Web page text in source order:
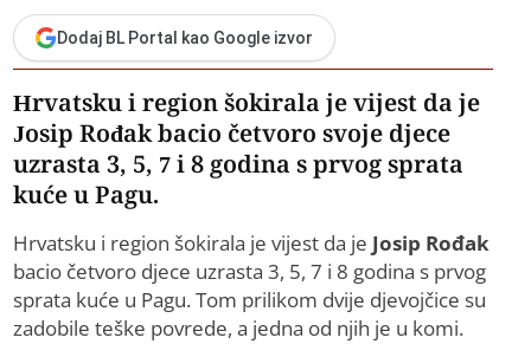
Dodaj BL Portal kao Google izvor
Hrvatsku i region šokirala je vijest da je
Josip Rođak bacio četvoro svoje djece
uzrasta 3, 5, 7 i 8 godina s prvog sprata
kuće u Pagu.
Hrvatsku i region šokirala je vijest da je Josip Rođak
bacio četvoro djece uzrasta 3, 5, 7 i 8 godina s prvog
sprata kuće u Pagu. Tom prilikom dvije djevojčice su
zadobile teške povrede, a jedna od njih je u komi.